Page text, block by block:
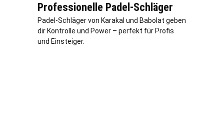
Professionelle Padel-Schläger
Padel-Schläger von Karakal und Babolat geben
dir Kontrolle und Power – perfekt für Profis
und Einsteiger.